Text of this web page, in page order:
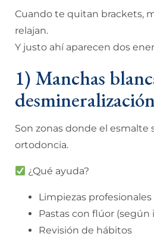
Cuando te quitan brackets,
relajan.
Y justo ahí aparecen dos
1) Manchas
Son zonas donde el esmalte
ortodoncia.
¿Qué ayuda?
Limpiezas profesionales
Pastas con flúor (según
Revisión de hábitos